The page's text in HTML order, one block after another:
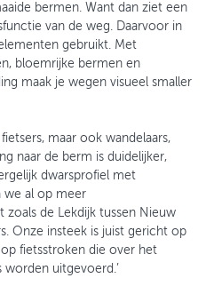
bermen. Want dan ziet een
van de weg. Daarvoor in
gebruikt. Met
bloemrijke bermen en
maak je wegen visueel smaller
maar ook wandelaars,
naar de berm is duidelijker,
dwarsprofiel met
we al op meer
zoals de Lekdijk tussen Nieuw
Onze insteek is juist gericht op
fietsstroken die over het
uitgevoerd.’